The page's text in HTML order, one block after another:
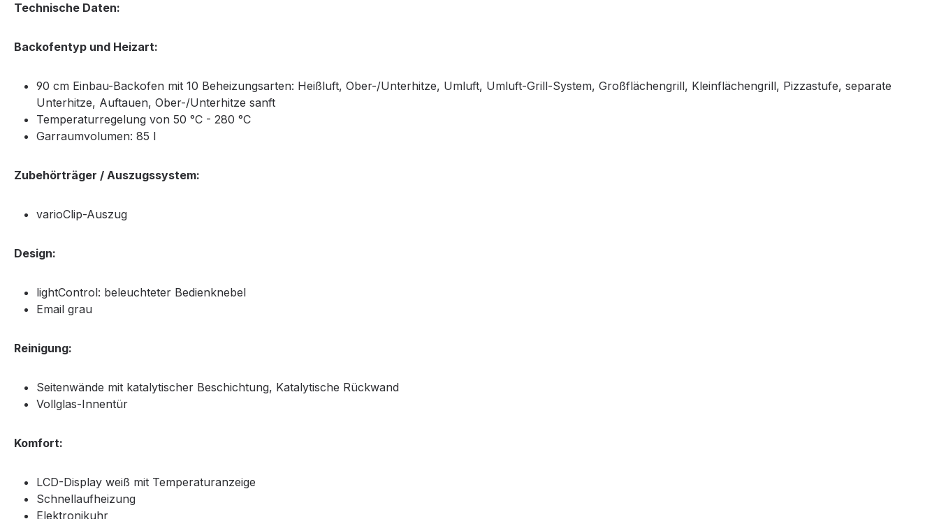
Technische Daten:
Backofentyp und Heizart:
90 cm Einbau-Backofen mit 10 Beheizungsarten: Heißluft, Ober-/Unterhitze, Umluft, Umluft-Grill-System, Großflächengrill, Kleinflächengrill, Pizzastufe, separate
Unterhitze, Auftauen, Ober-/Unterhitze sanft
Temperaturregelung von 50 °C - 280 °C
Garraumvolumen: 85 l
Zubehörträger / Auszugssystem:
varioClip-Auszug
Design:
lightControl: beleuchteter Bedienknebel
Email grau
Reinigung:
Seitenwände mit katalytischer Beschichtung, Katalytische Rückwand
Vollglas-Innentür
Komfort:
LCD-Display weiß mit Temperaturanzeige
Schnellaufheizung
Elektronikuhr